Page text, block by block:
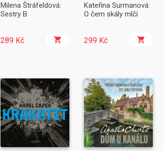
Milena Štráfeldová:
Sestry B.
289 Kč
Kateřina Surmanová:
O čem skály mlčí
299 Kč